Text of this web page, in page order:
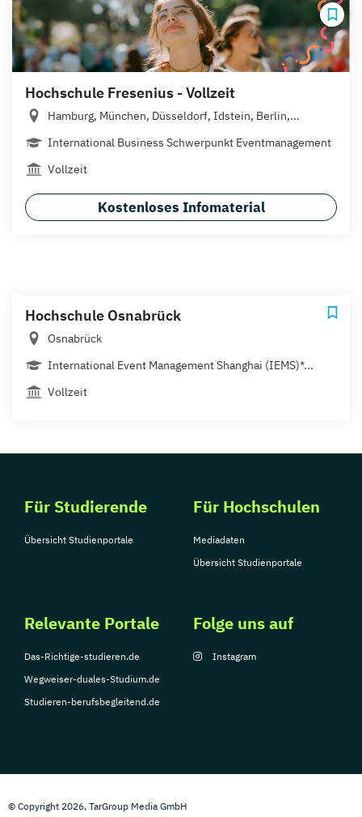
Hochschule Fresenius - Vollzeit
Hamburg, München, Düsseldorf, Idstein, Berlin,...
International Business Schwerpunkt Eventmanagement
Vollzeit
Kostenloses Infomaterial
Hochschule Osnabrück
Osnabrück
International Event Management Shanghai (IEMS)*...
Vollzeit
Für Studierende
Übersicht Studienportale
Für Hochschulen
Mediadaten
Übersicht Studienportale
Relevante Portale
Das-Richtige-studieren.de
Wegweiser-duales-Studium.de
Studieren-berufsbegleitend.de
Folge uns auf
Instagram
© Copyright 2026, TarGroup Media GmbH